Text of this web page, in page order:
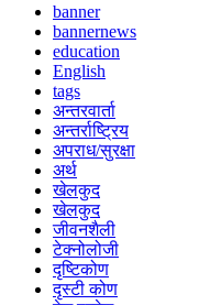
banner
bannernews
education
English
tags
अन्तरवार्ता
अन्तर्राष्ट्रिय
अपराध/सुरक्षा
अर्थ
खेलकुद
खेलकुद
जीवनशैली
टेक्नोलोजी
दृष्टिकोण
दृस्टी कोण